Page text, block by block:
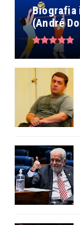
Biografia
(André